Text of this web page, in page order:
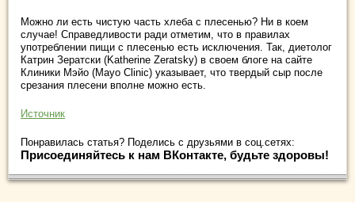
Можно ли есть чистую часть хлеба с плесенью? Ни в коем
случае! Справедливости ради отметим, что в правилах
употреблении пищи с плесенью есть исключения. Так, диетолог
Катрин Зератски (Katherine Zeratsky) в своем блоге на сайте
Клиники Мэйо (Mayo Clinic) указывает, что твердый сыр после
срезания плесени вполне можно есть.
Источник
Понравилась статья? Поделись с друзьями в соц.сетях:
Присоединяйтесь к нам ВКонтакте, будьте здоровы!